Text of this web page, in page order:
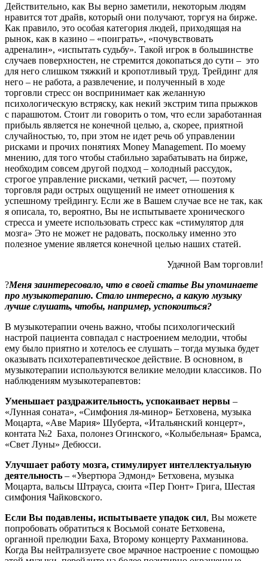
Действительно, как Вы верно заметили, некоторым людям
нравится тот драйв, который они получают, торгуя на бирже.
Как правило, это особая категория людей, приходящая на
рынок, как в казино – «поиграть», «почувствовать
адреналин», «испытать судьбу». Такой игрок в большинстве
случаев поверхностен, не стремится докопаться до сути – это
для него слишком тяжкий и кропотливый труд. Трейдинг для
него – не работа, а развлечение, и полученный в ходе
торговли стресс он воспринимает как желанную
психологическую встряску, как некий экстрим типа прыжков
с парашютом. Стоит ли говорить о том, что если заработанная
прибыль является не конечной целью, а, скорее, приятной
случайностью, то, при этом не идет речь об управлении
рисками и прочих понятиях Money Management. По моему
мнению, для того чтобы стабильно зарабатывать на бирже,
необходим совсем другой подход – холодный рассудок,
строгое управление рисками, четкий расчет, — поэтому
торговля ради острых ощущений не имеет отношения к
успешному трейдингу. Если же в Вашем случае все не так, как
я описала, то, вероятно, Вы не испытываете хронического
стресса и умеете использовать стресс как «стимулятор для
мозга» Это не может не радовать, поскольку именно это
полезное умение является конечной целью наших статей.
Удачной Вам торговли!
?Меня заинтересовало, что в своей статье Вы упоминаете
про музыкотерапию. Стало интересно, а какую музыку
лучше слушать, чтобы, например, успокоиться?
В музыкотерапии очень важно, чтобы психологический
настрой пациента совпадал с настроением мелодии, чтобы
ему было приятно и хотелось ее слушать – тогда музыка будет
оказывать психотерапевтическое действие. В основном, в
музыкотерапии используются великие мелодии классиков. По
наблюдениям музыкотерапевтов:
Уменьшает раздражительность, успокаивает нервы –
«Лунная соната», «Симфония ля-минор» Бетховена, музыка
Моцарта, «Аве Мария» Шуберта, «Итальянский концерт»,
контата №2 Баха, полонез Огинского, «Колыбельная» Брамса,
«Свет Луны» Дебюсси.
Улучшает работу мозга, стимулирует интеллектуальную
деятельность – «Увертюра Эдмонд» Бетховена, музыка
Моцарта, вальсы Штрауса, сюита «Пер Гюнт» Грига, Шестая
симфония Чайковского.
Если Вы подавлены, испытываете упадок сил, Вы можете
попробовать обратиться к Восьмой сонате Бетховена,
органной прелюдии Баха, Второму концерту Рахманинова.
Когда Вы нейтрализуете свое мрачное настроение с помощью